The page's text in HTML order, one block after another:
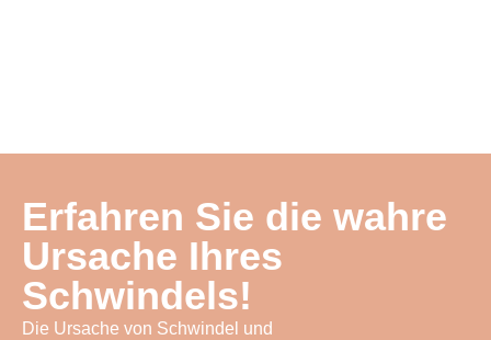
Erfahren Sie die wahre
Ursache Ihres
Schwindels!
Die Ursache von Schwindel und